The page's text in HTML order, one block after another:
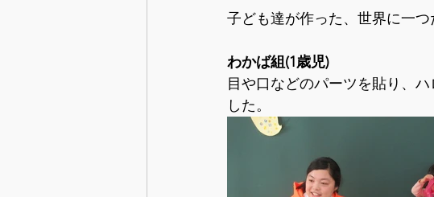
子ども達が作った、世界に一
わかば組(1歳児)
目や口などのパーツを貼り、
した。